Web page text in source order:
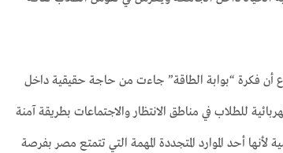
أن فكرة “بوابة الطاقة” جاءت من حاجة حقيقية داخل
للطلاب في مناطق الانتظار والاجتماعات بطريقة آمنة
أحد الموارد المتجددة المهمة التي تتمتع مصر بفرصة